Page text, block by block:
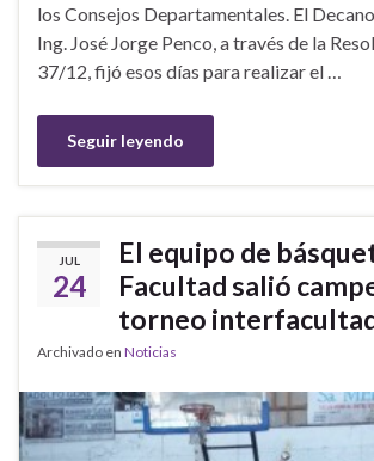
los Consejos Departamentales. El
Ing. José Jorge Penco, a través de la
37/12, fijó esos días para realizar el …
Seguir leyendo
JUL
24
El equipo de
Facultad salió
torneo
Archivado en Noticias